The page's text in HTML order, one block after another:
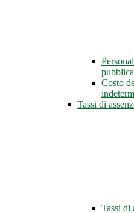
Costo
Tassi di
Tassi di